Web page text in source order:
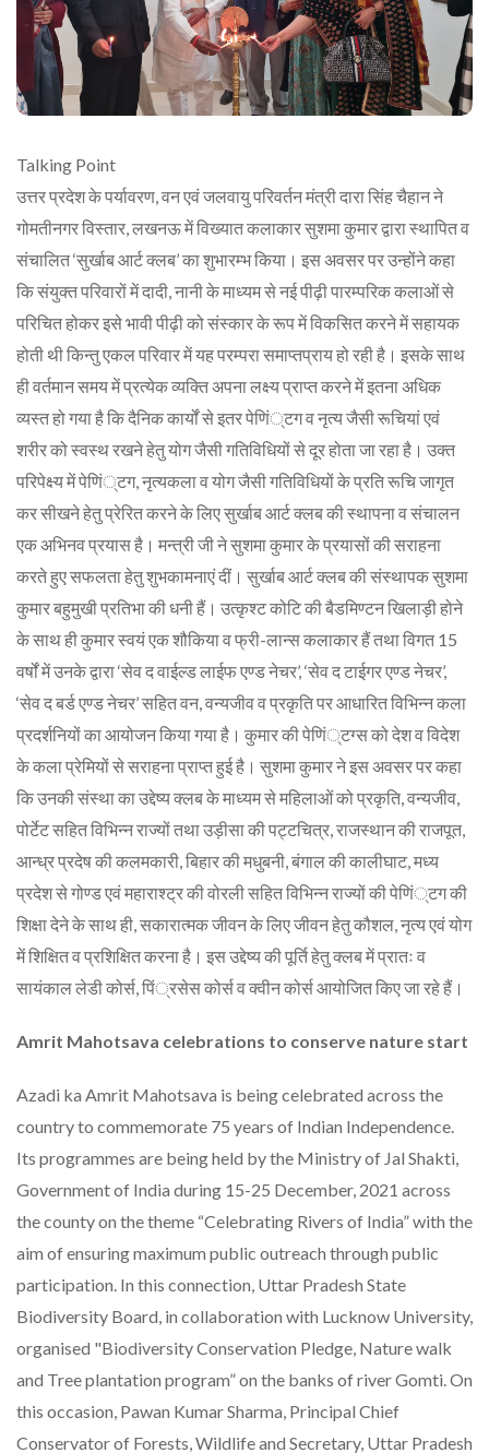
Talking Point
उत्तर प्रदेश के पर्यावरण, वन एवं जलवायु परिवर्तन मंत्री दारा सिंह चैहान ने
गोमतीनगर विस्तार, लखनऊ में विख्यात कलाकार सुशमा कुमार द्वारा स्थापित व
संचालित ‘सुर्खाब आर्ट क्लब’ का शुभारम्भ किया। इस अवसर पर उन्होंने कहा
कि संयुक्त परिवारों में दादी, नानी के माध्यम से नई पीढ़ी पारम्परिक कलाओं से
परिचित होकर इसे भावी पीढ़ी को संस्कार के रूप में विकसित करने में सहायक
होती थी किन्तु एकल परिवार में यह परम्परा समाप्तप्राय हो रही है। इसके साथ
ही वर्तमान समय में प्रत्येक व्यक्ति अपना लक्ष्य प्राप्त करने में इतना अधिक
व्यस्त हो गया है कि दैनिक कार्यों से इतर पेणिं्टग व नृत्य जैसी रूचियां एवं
शरीर को स्वस्थ रखने हेतु योग जैसी गतिविधियों से दूर होता जा रहा है। उक्त
परिपेक्ष्य में पेणिं्टग, नृत्यकला व योग जैसी गतिविधियों के प्रति रूचि जागृत
कर सीखने हेतु प्रेरित करने के लिए सुर्खाब आर्ट क्लब की स्थापना व संचालन
एक अभिनव प्रयास है। मन्त्री जी ने सुशमा कुमार के प्रयासों की सराहना
करते हुए सफलता हेतु शुभकामनाएं दीं। सुर्खाब आर्ट क्लब की संस्थापक सुशमा
कुमार बहुमुखी प्रतिभा की धनी हैं। उत्कृश्ट कोटि की बैडमिण्टन खिलाड़ी होने
के साथ ही कुमार स्वयं एक शौकिया व फ्री-लान्स कलाकार हैं तथा विगत 15
वर्षों में उनके द्वारा ‘सेव द वाईल्ड लाईफ एण्ड नेचर’, ‘सेव द टाईगर एण्ड नेचर’,
‘सेव द बर्ड एण्ड नेचर’ सहित वन, वन्यजीव व प्रकृति पर आधारित विभिन्न कला
प्रदर्शनियों का आयोजन किया गया है। कुमार की पेणिं्टग्स को देश व विदेश
के कला प्रेमियों से सराहना प्राप्त हुई है। सुशमा कुमार ने इस अवसर पर कहा
कि उनकी संस्था का उद्देष्य क्लब के माध्यम से महिलाओं को प्रकृति, वन्यजीव,
पोर्टेट सहित विभिन्न राज्यों तथा उड़ीसा की पट्टचित्र, राजस्थान की राजपूत,
आन्ध्र प्रदेष की कलमकारी, बिहार की मधुबनी, बंगाल की कालीघाट, मध्य
प्रदेश से गोण्ड एवं महाराश्ट्र की वोरली सहित विभिन्न राज्यों की पेणिं्टग की
शिक्षा देने के साथ ही, सकारात्मक जीवन के लिए जीवन हेतु कौशल, नृत्य एवं योग
में शिक्षित व प्रशिक्षित करना है। इस उद्देष्य की पूर्ति हेतु क्लब में प्रातः व
सायंकाल लेडी कोर्स, पिं्रसेस कोर्स व क्वीन कोर्स आयोजित किए जा रहे हैं।
Amrit Mahotsava celebrations to conserve nature start
Azadi ka Amrit Mahotsava is being celebrated across the
country to commemorate 75 years of Indian Independence.
Its programmes are being held by the Ministry of Jal Shakti,
Government of India during 15-25 December, 2021 across
the county on the theme “Celebrating Rivers of India” with the
aim of ensuring maximum public outreach through public
participation. In this connection, Uttar Pradesh State
Biodiversity Board, in collaboration with Lucknow University,
organised "Biodiversity Conservation Pledge, Nature walk
and Tree plantation program” on the banks of river Gomti. On
this occasion, Pawan Kumar Sharma, Principal Chief
Conservator of Forests, Wildlife and Secretary, Uttar Pradesh